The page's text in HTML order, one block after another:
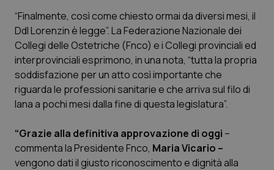
Studi e Analisi
Lettere al direttore
Edizioni Regionali
QS Pro
Professionisti Sanitari.AI
“Finalmente, così come chiesto ormai da diversi mesi, il
Ddl Lorenzin è legge”. La Federazione Nazionale dei
Collegi delle Ostetriche (Fnco) e i Collegi provinciali ed
interprovinciali esprimono, in una nota, “tutta la propria
soddisfazione per un atto così importante che
riguarda le professioni sanitarie e che arriva sul filo di
lana a pochi mesi dalla fine di questa legislatura”.
“Grazie alla definitiva approvazione di oggi –
commenta la Presidente Fnco, Maria Vicario –
vengono dati il giusto riconoscimento e dignità alla